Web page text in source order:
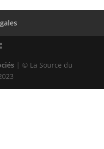
| © La Source du